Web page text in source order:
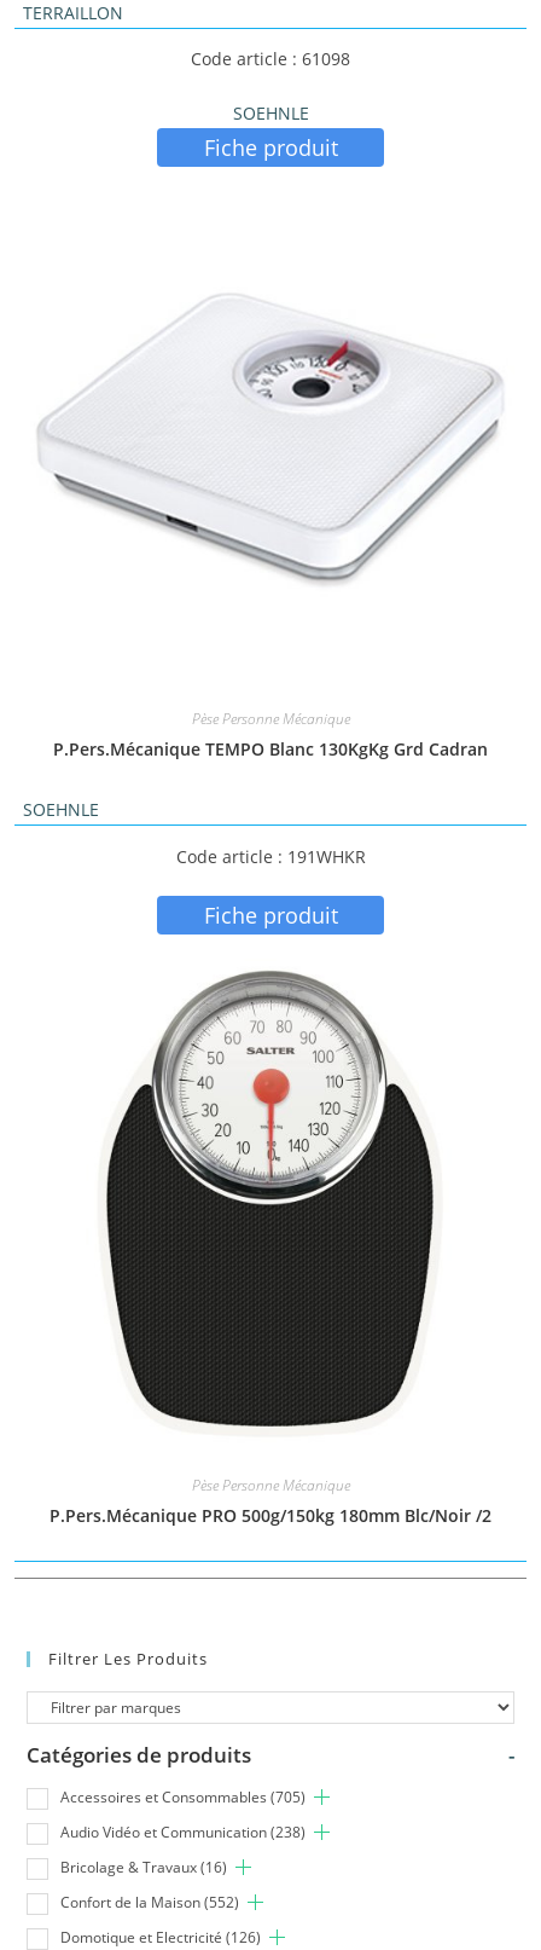
TERRAILLON
Code article : 61098
SOEHNLE
Fiche produit
Pèse Personne Mécanique
P.Pers.Mécanique TEMPO Blanc 130KgKg Grd Cadran
SOEHNLE
Code article : 191WHKR
Fiche produit
Pèse Personne Mécanique
P.Pers.Mécanique PRO 500g/150kg 180mm Blc/Noir /2
Filtrer Les Produits
Catégories de produits -
Accessoires et Consommables (705)
Audio Vidéo et Communication (238)
Bricolage & Travaux (16)
Confort de la Maison (552)
Domotique et Electricité (126)